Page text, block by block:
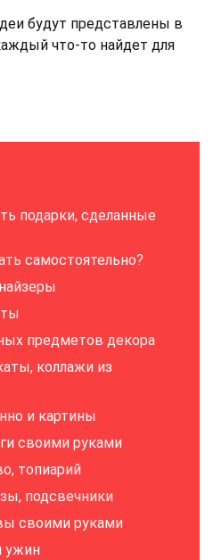
будут представлены в
что-то найдет для
подарки, сделанные
самостоятельно?
предметов декора
коллажи из
и картины
своими руками
топиарий
подсвечники
своими руками
ужин